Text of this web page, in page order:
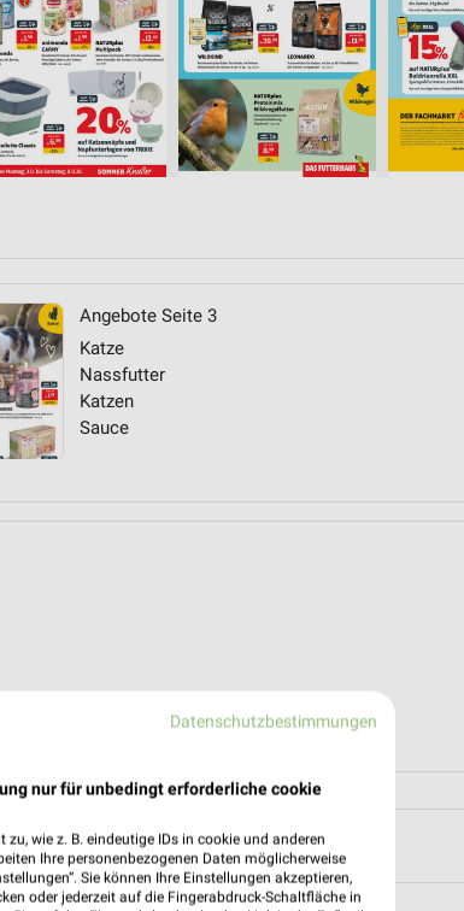
Angebote Seite 3
Katze
Nassfutter
Katzen
Sauce
in Hannover und Umgebung
Datenschutzbestimmungen
nur für unbedingt erforderliche cookie
wie z. B. eindeutige IDs in cookie und anderen
Ihre personenbezogenen Daten möglicherweise
Sie können Ihre Einstellungen akzeptieren,
oder jederzeit auf die Fingerabdruck-Schaltfläche in